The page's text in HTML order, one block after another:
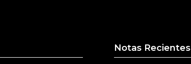
Notas Recientes